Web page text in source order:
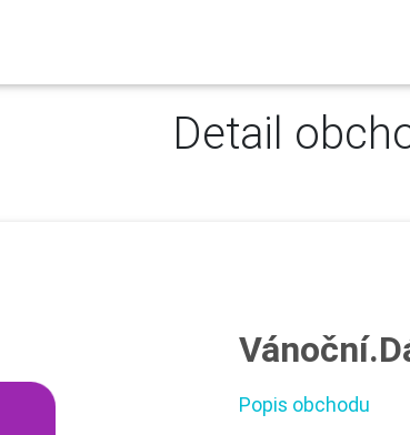
Detail
Popis obchodu